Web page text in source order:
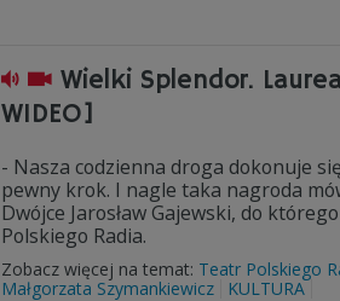
Wielki Splendor.
WIDEO]
- Nasza codzienna droga dokonuje
pewny krok. I nagle taka nagroda
Dwójce Jarosław Gajewski, do
Polskiego Radia.
Zobacz więcej na temat: Teatr Polskiego
Małgorzata Szymankiewicz
KULTURA